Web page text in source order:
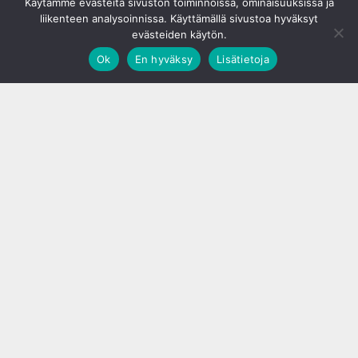
liikenteen analysoinnissa. Käyttämällä sivustoa hyväksyt
evästeiden käytön.
Ok
En hyväksy Lisätietoja